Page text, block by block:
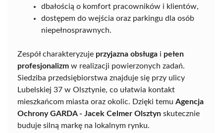
dbałością o komfort pracowników i klientów,
dostępem do wejścia oraz parkingu dla osób
niepełnosprawnych.
Zespół charakteryzuje przyjazna obsługa i pełen
profesjonalizm w realizacji powierzonych zadań.
Siedziba przedsiębiorstwa znajduje się przy ulicy
Lubelskiej 37 w Olsztynie, co ułatwia kontakt
mieszkańcom miasta oraz okolic. Dzięki temu Agencja
Ochrony GARDA - Jacek Celmer Olsztyn skutecznie
buduje silną markę na lokalnym rynku.